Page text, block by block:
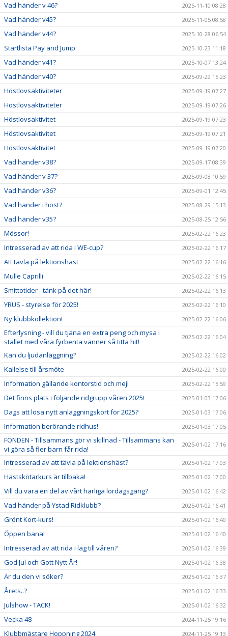
Vad händer v 46? 2025-11-10 08:28
Vad händer v45? 2025-11-05 08:58
Vad händer v44? 2025-10-28 06:54
Startlista Pay and Jump 2025-10-23 11:18
Vad händer v41? 2025-10-07 13:24
Vad händer v40? 2025-09-29 15:23
Höstlovsaktiviteter 2025-09-19 07:27
Höstlovsaktiviteter 2025-09-19 07:26
Höstlovsaktivitet 2025-09-19 07:23
Höstlovsaktivitet 2025-09-19 07:21
Höstlovsaktivitet 2025-09-19 07:20
Vad händer v38? 2025-09-17 08:39
Vad händer v 37? 2025-09-08 10:59
Vad händer v36? 2025-09-01 12:45
Vad händer i höst? 2025-08-29 15:13
Vad händer v35? 2025-08-25 12:56
Mössor! 2025-02-22 16:23
Intresserad av att rida i WE-cup? 2025-02-22 16:17
Att tävla på lektionshäst 2025-02-22 16:16
Mulle Caprilli 2025-02-22 16:15
Smittotider - tänk på det här! 2025-02-22 16:13
YRUS - styrelse för 2025! 2025-02-22 16:10
Ny klubbkollektion! 2025-02-22 16:06
Efterlysning - vill du tjäna en extra peng och mysa i
stallet med våra fyrbenta vänner så titta hit!
2025-02-22 16:04
Kan du ljudanläggning? 2025-02-22 16:02
Kallelse till årsmöte 2025-02-22 16:00
Information gällande kontorstid och mejl 2025-02-22 15:59
Det finns plats i följande ridgrupp våren 2025! 2025-01-03 17:06
Dags att lösa nytt anläggningskort för 2025? 2025-01-03 17:06
Information berörande ridhus! 2025-01-03 17:05
FONDEN - Tillsammans gör vi skillnad - Tillsammans kan
vi göra så fler barn får rida!
2025-01-02 17:16
Intresserad av att tävla på lektionshäst? 2025-01-02 17:03
Hästskötarkurs är tillbaka! 2025-01-02 17:00
Vill du vara en del av vårt härliga lördagsgäng? 2025-01-02 16:42
Vad händer på Ystad Ridklubb? 2025-01-02 16:41
Grönt Kort-kurs! 2025-01-02 16:40
Öppen bana! 2025-01-02 16:40
Intresserad av att rida i lag till våren? 2025-01-02 16:39
God Jul och Gott Nytt År! 2025-01-02 16:38
Är du den vi söker? 2025-01-02 16:37
Årets..? 2025-01-02 16:33
Julshow - TACK! 2025-01-02 16:32
Vecka 48 2024-11-25 19:16
Klubbmästare Hoppning 2024 2024-11-25 19:13